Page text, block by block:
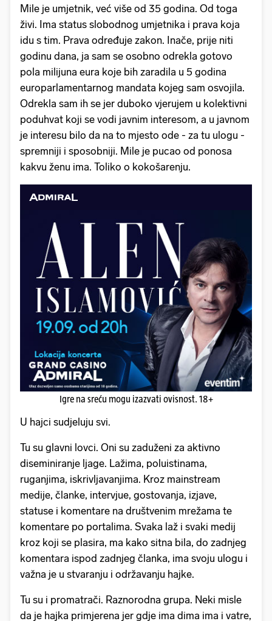
Mile je umjetnik, već više od 35 godina. Od toga
živi. Ima status slobodnog umjetnika i prava koja
idu s tim. Prava određuje zakon. Inače, prije niti
godinu dana, ja sam se osobno odrekla gotovo
pola milijuna eura koje bih zaradila u 5 godina
europarlamentarnog mandata kojeg sam osvojila.
Odrekla sam ih se jer duboko vjerujem u kolektivni
poduhvat koji se vodi javnim interesom, a u javnom
je interesu bilo da na to mjesto ode - za tu ulogu -
spremniji i sposobniji. Mile je pucao od ponosa
kakvu ženu ima. Toliko o kokošarenju.
Igre na sreću mogu izazvati ovisnost. 18+
U hajci sudjeluju svi.
Tu su glavni lovci. Oni su zaduženi za aktivno
diseminiranje ljage. Lažima, poluistinama,
ruganjima, iskrivljavanjima. Kroz mainstream
medije, članke, intervjue, gostovanja, izjave,
statuse i komentare na društvenim mrežama te
komentare po portalima. Svaka laž i svaki medij
kroz koji se plasira, ma kako sitna bila, do zadnjeg
komentara ispod zadnjeg članka, ima svoju ulogu i
važna je u stvaranju i održavanju hajke.
Tu su i promatrači. Raznorodna grupa. Neki misle
da je hajka primjerena jer gdje ima dima ima i vatre,